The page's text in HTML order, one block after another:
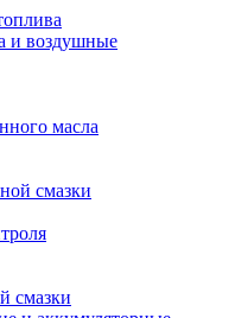
и воздушные
масла
смазки
смазки